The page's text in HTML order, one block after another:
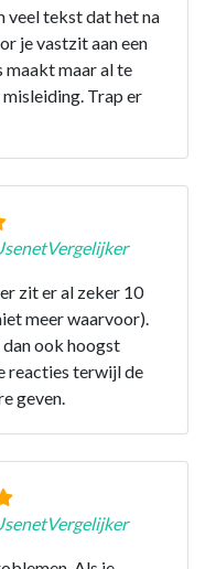
veel tekst dat het na
je vastzit aan een
maakt maar al te
Trap er
zit er al zeker 10
meer waarvoor).
ook hoogst
reacties terwijl de
geven.